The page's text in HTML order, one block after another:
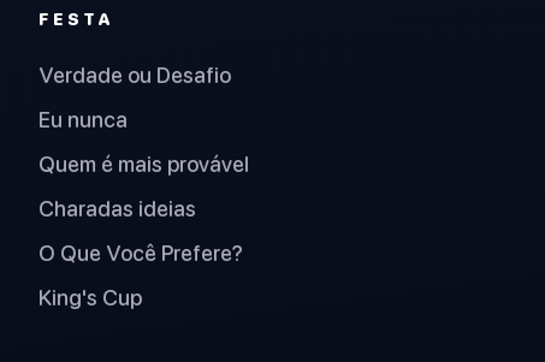
FESTA
Verdade ou Desafio
Eu nunca
Quem é mais provável
Charadas ideias
O Que Você Prefere?
King's Cup